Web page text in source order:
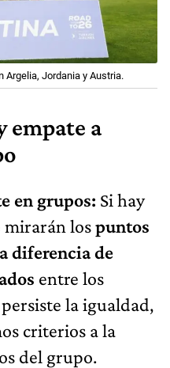
Argelia, Jordania y Austria.
empate a
en grupos: Si hay
mirarán lospuntos
diferencia de
entre los
la igualdad,
criterios a la
del grupo.